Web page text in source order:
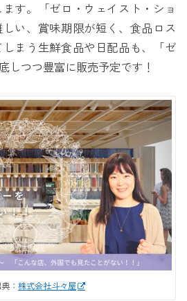
す。「ゼロ・ウェイスト・ショ
い、賞味期限が短く、食品ロス
まう生鮮食品や日配品も、「ゼ
しつつ豊富に販売予定です！
： 株式会社斗々屋